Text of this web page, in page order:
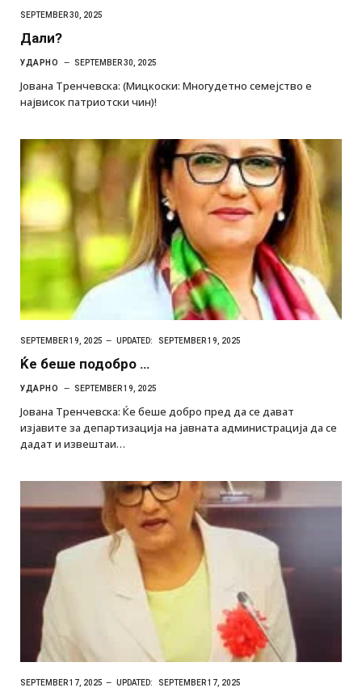
SEPTEMBER 30, 2025
Дали?
УДАРНО SEPTEMBER 30, 2025
Јована Тренчевска: (Мицкоски: Многудетно семејство е
највисок патриотски чин)!
SEPTEMBER 19, 2025 UPDATED: SEPTEMBER 19, 2025
Ќе беше подобро …
УДАРНО SEPTEMBER 19, 2025
Јована Тренчевска: Ќе беше добро пред да се дават
изјавите за департизација на јавната администрација да се
дадат и извештаи…
SEPTEMBER 17, 2025 UPDATED: SEPTEMBER 17, 2025